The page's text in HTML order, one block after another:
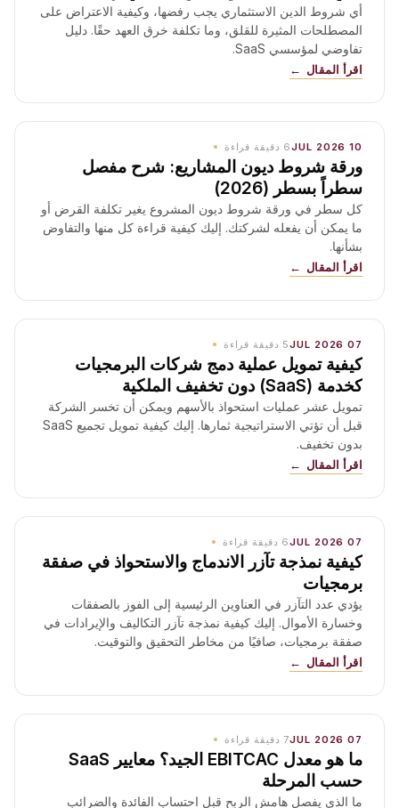
أي شروط الدين الاستثماري يجب رفضها، وكيفية الاعتراض على
المصطلحات المثيرة للقلق، وما تكلفة خرق العهد حقًا. دليل
تفاوضي لمؤسسي SaaS.
اقرأ المقال
10 JUL 2026
6 دقيقة قراءة
ورقة شروط ديون المشاريع: شرح مفصل
سطراً بسطر (2026)
كل سطر في ورقة شروط ديون المشروع يغير تكلفة القرض أو
ما يمكن أن يفعله لشركتك. إليك كيفية قراءة كل منها والتفاوض
بشأنها.
اقرأ المقال
07 JUL 2026
5 دقيقة قراءة
كيفية تمويل عملية دمج شركات البرمجيات
كخدمة (SaaS) دون تخفيف الملكية
تمويل عشر عمليات استحواذ بالأسهم ويمكن أن تخسر الشركة
قبل أن تؤتي الاستراتيجية ثمارها. إليك كيفية تمويل تجميع SaaS
بدون تخفيف.
اقرأ المقال
07 JUL 2026
6 دقيقة قراءة
كيفية نمذجة تآزر الاندماج والاستحواذ في صفقة
برمجيات
يؤدي عدد التآزر في العناوين الرئيسية إلى الفوز بالصفقات
وخسارة الأموال. إليك كيفية نمذجة تآزر التكاليف والإيرادات في
صفقة برمجيات، صافيًا من مخاطر التحقيق والتوقيت.
اقرأ المقال
07 JUL 2026
7 دقيقة قراءة
ما هو معدل EBITCAC الجيد؟ معايير SaaS
حسب المرحلة
ما الذي يفصل هامش الربح قبل احتساب الفائدة والضرائب